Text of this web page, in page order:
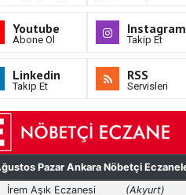
Youtube
Abone Ol
Instagram
Takip Et
Linkedin
Takip Et
RSS
Servisleri